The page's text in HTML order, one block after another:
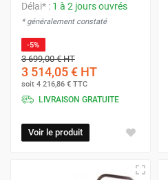
Délai* : 1 à 2 jours ouvrés
* généralement constaté
-5%
3 699,00 €HT
3 514,05 € HT
soit 4 216,86 € TTC
LIVRAISON GRATUITE
Voir le produit